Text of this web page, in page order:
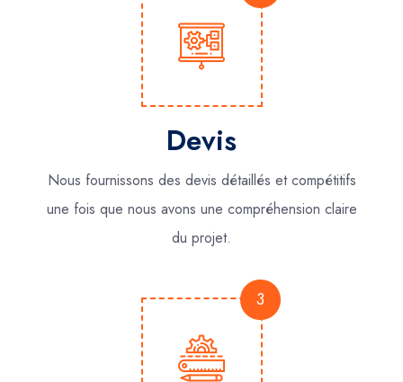
Devis
Nous fournissons des devis détaillés et compétitifs
une fois que nous avons une compréhension claire
du projet.
3